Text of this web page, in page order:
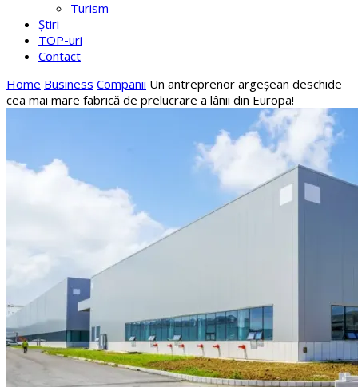
Turism
Știri
TOP-uri
Contact
Home Business Companii Un antreprenor argeșean deschide
cea mai mare fabrică de prelucrare a lânii din Europa!